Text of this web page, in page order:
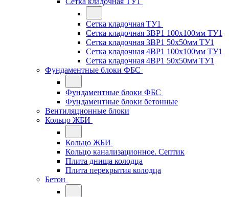
Сетка кладочная ТУ1
Сетка кладочная 3ВР1 100x100мм ТУ1
Сетка кладочная 3ВР1 50x50мм ТУ1
Сетка кладочная 4ВР1 100x100мм ТУ1
Сетка кладочная 4ВР1 50x50мм ТУ1
Фундаментные блоки ФБС
Фундаментные блоки ФБС
Фундаментные блоки бетонные
Вентиляционные блоки
Кольцо ЖБИ
Кольцо ЖБИ
Кольцо канализационное. Септик
Плита днища колодца
Плита перекрытия колодца
Бетон